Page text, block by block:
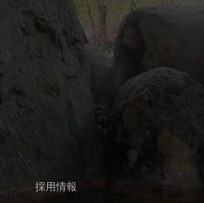
採用情報